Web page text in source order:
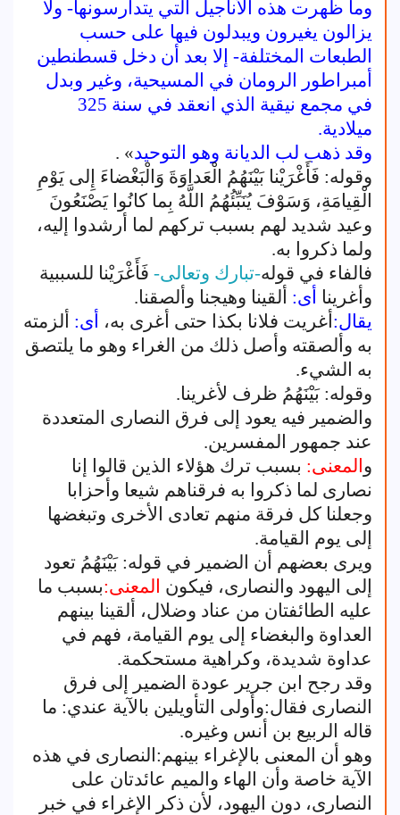
وما ظهرت هذه الأناجيل التي يتدارسونها- ولا
يزالون يغيرون ويبدلون فيها على حسب
الطبعات المختلفة- إلا بعد أن دخل قسطنطين
أمبراطور الرومان في المسيحية، وغير وبدل
في مجمع نيقية الذي انعقد في سنة 325
ميلادية.
وقد ذهب لب الديانة وهو التوحيد» .
وقوله: فَأَغْرَيْنا بَيْنَهُمُ الْعَداوَةَ وَالْبَغْضاءَ إِلى يَوْمِ
الْقِيامَةِ، وَسَوْفَ يُنَبِّئُهُمُ اللَّهُ بِما كانُوا يَصْنَعُونَ
وعيد شديد لهم بسبب تركهم لما أرشدوا إليه،
ولما ذكروا به.
فالفاء في قوله-تبارك وتعالى- فَأَغْرَيْنا للسببية
وأغرينا أى: ألقينا وهيجنا وألصقنا.
يقال: أغريت فلانا بكذا حتى أغرى به، أى: ألزمته
به وألصقته وأصل ذلك من الغراء وهو ما يلتصق
به الشيء.
وقوله: بَيْنَهُمُ ظرف لأغرينا.
والضمير فيه يعود إلى فرق النصارى المتعددة
عند جمهور المفسرين.
و المعنى: بسبب ترك هؤلاء الذين قالوا إنا
نصارى لما ذكروا به فرقناهم شيعا وأحزابا
وجعلنا كل فرقة منهم تعادى الأخرى وتبغضها
إلى يوم القيامة.
ويرى بعضهم أن الضمير في قوله: بَيْنَهُمُ تعود
إلى اليهود والنصارى، فيكون المعنى:بسبب ما
عليه الطائفتان من عناد وضلال، ألقينا بينهم
العداوة والبغضاء إلى يوم القيامة، فهم في
عداوة شديدة، وكراهية مستحكمة.
وقد رجح ابن جرير عودة الضمير إلى فرق
النصارى فقال:وأولى التأويلين بالآية عندي: ما
قاله الربيع بن أنس وغيره.
وهو أن المعنى بالإغراء بينهم:النصارى في هذه
الآية خاصة وأن الهاء والميم عائدتان على
النصارى، دون اليهود، لأن ذكر الإغراء في خبر